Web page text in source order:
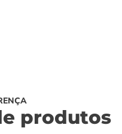
produtos